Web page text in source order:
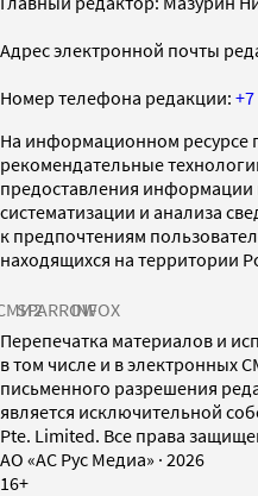
Адрес электронной почты
Номер телефона редакции:
На информационном ресурсе
рекомендательные
предоставления информации
систематизации и анализа
к предпочтениям
находящихся на территории
SPARROWINFOX
Перепечатка материалов и
в том числе и в электронных
письменного разрешения
является исключительной
Pte. Limited. Все права
AO «АС Рус Медиа» · 2026
16+